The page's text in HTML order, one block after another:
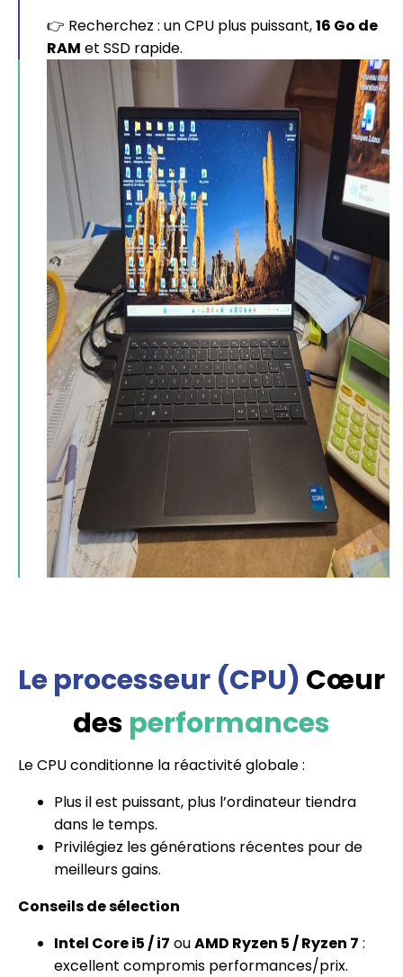
👉 Recherchez : un CPU plus puissant,16 Go de
RAM et SSD rapide.
Le processeur (CPU) Cœur
des performances
Le CPU conditionne la réactivité globale :
Plus il est puissant, plus l’ordinateur tiendra
dans le temps.
Privilégiez les générations récentes pour de
meilleurs gains.
Conseils de sélection
Intel Core i5 / i7 ouAMD Ryzen 5 / Ryzen 7 :
excellent compromis performances/prix.